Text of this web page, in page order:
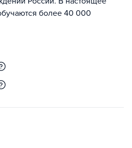
более 40 000